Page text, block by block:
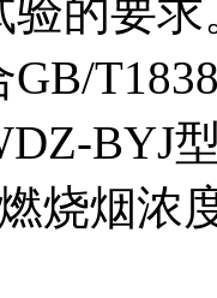
的要
BYJ
烧烟浓